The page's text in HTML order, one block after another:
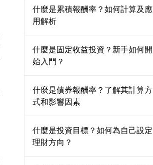
什麼是累積報酬率？如何計算及應
用解析
什麼是固定收益投資？新手如何開
始入門？
什麼是債券報酬率？了解其計算方
式和影響因素
什麼是投資目標？如何為自己設定
理財方向？